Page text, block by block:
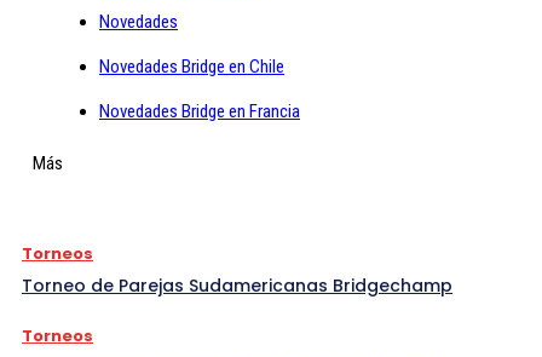
Novedades
Novedades Bridge en Chile
Novedades Bridge en Francia
Más
Torneos
Torneo de Parejas Sudamericanas Bridgechamp
Torneos